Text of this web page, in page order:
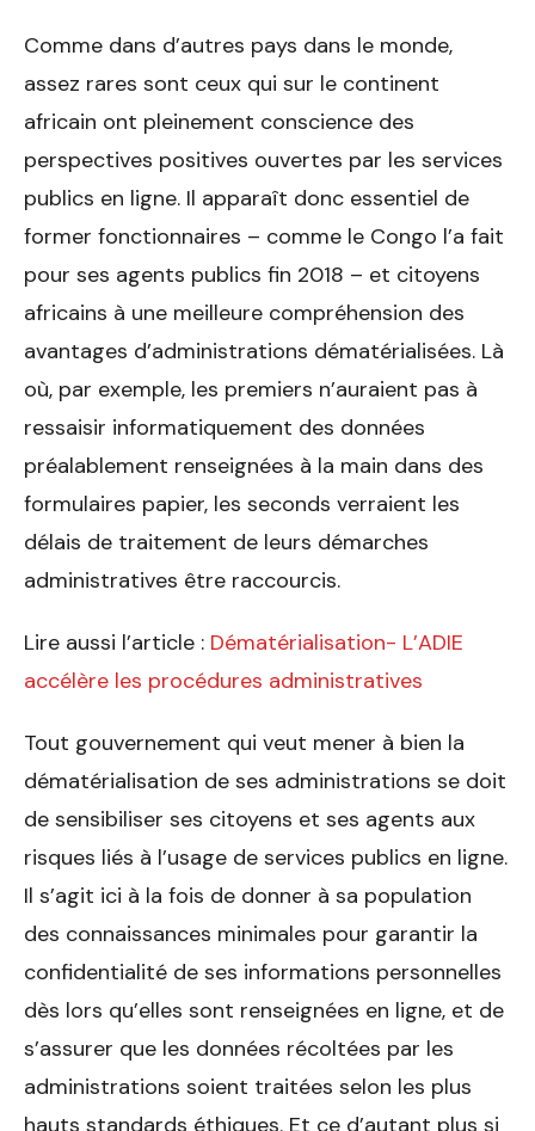
Comme dans d’autres pays dans le monde,
assez rares sont ceux qui sur le continent
africain ont pleinement conscience des
perspectives positives ouvertes par les services
publics en ligne. Il apparaît donc essentiel de
former fonctionnaires – comme le Congo l’a fait
pour ses agents publics fin 2018 – et citoyens
africains à une meilleure compréhension des
avantages d’administrations dématérialisées. Là
où, par exemple, les premiers n’auraient pas à
ressaisir informatiquement des données
préalablement renseignées à la main dans des
formulaires papier, les seconds verraient les
délais de traitement de leurs démarches
administratives être raccourcis.
Lire aussi l’article : Dématérialisation- L’ADIE
accélère les procédures administratives
Tout gouvernement qui veut mener à bien la
dématérialisation de ses administrations se doit
de sensibiliser ses citoyens et ses agents aux
risques liés à l’usage de services publics en ligne.
Il s’agit ici à la fois de donner à sa population
des connaissances minimales pour garantir la
confidentialité de ses informations personnelles
dès lors qu’elles sont renseignées en ligne, et de
s’assurer que les données récoltées par les
administrations soient traitées selon les plus
hauts standards éthiques. Et ce d’autant plus si